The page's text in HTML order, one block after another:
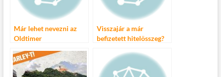
k
Már lehet nevezni az
Oldtimer
Visszajár a már
befizetett hitelösszeg?
autósok?